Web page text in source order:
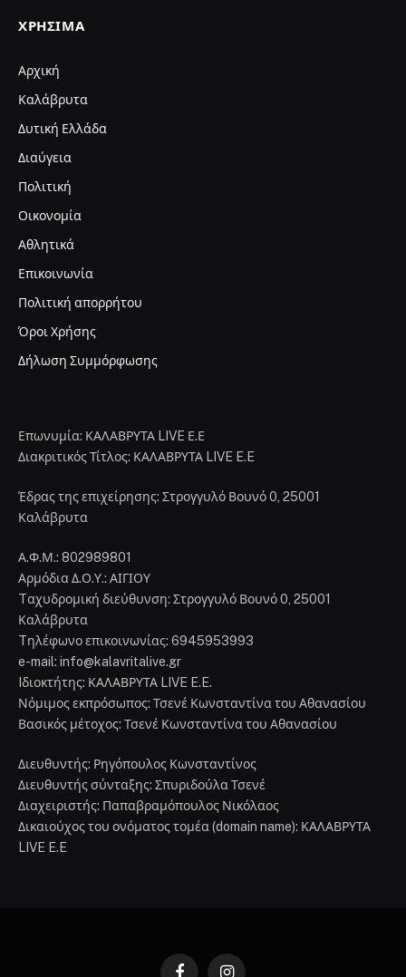
ΧΡΉΣΙΜΑ
Αρχική
Καλάβρυτα
Δυτική Ελλάδα
Διαύγεια
Πολιτική
Οικονομία
Αθλητικά
Επικοινωνία
Πολιτική απορρήτου
Όροι Χρήσης
Δήλωση Συμμόρφωσης
Επωνυμία: ΚΑΛΑΒΡΥΤΑ LIVE Ε.Ε
Διακριτικός Τίτλος: ΚΑΛΑΒΡΥΤΑ LIVE E.E
Έδρας της επιχείρησης: Στρογγυλό Βουνό 0, 25001
Καλάβρυτα
Α.Φ.Μ.: 802989801
Αρμόδια Δ.Ο.Υ.: ΑΙΓΙΟΥ
Tαχυδρομική διεύθυνση: Στρογγυλό Βουνό 0, 25001
Καλάβρυτα
Tηλέφωνο επικοινωνίας: 6945953993
e-mail: info@kalavritalive.gr
Iδιοκτήτης: ΚΑΛΑΒΡΥΤΑ LIVE E.E.
Νόμιμος εκπρόσωπος: Τσενέ Κωνσταντίνα του Αθανασίου
Βασικός μέτοχος: Τσενέ Κωνσταντίνα του Αθανασίου
Διευθυντής: Ρηγόπουλος Κωνσταντίνος
Διευθυντής σύνταξης: Σπυριδούλα Τσενέ
Διαχειριστής: Παπαβραμόπουλος Νικόλαος
Δικαιούχος του ονόματος τομέα (domain name): ΚΑΛΑΒΡΥΤΑ
LIVE E.E